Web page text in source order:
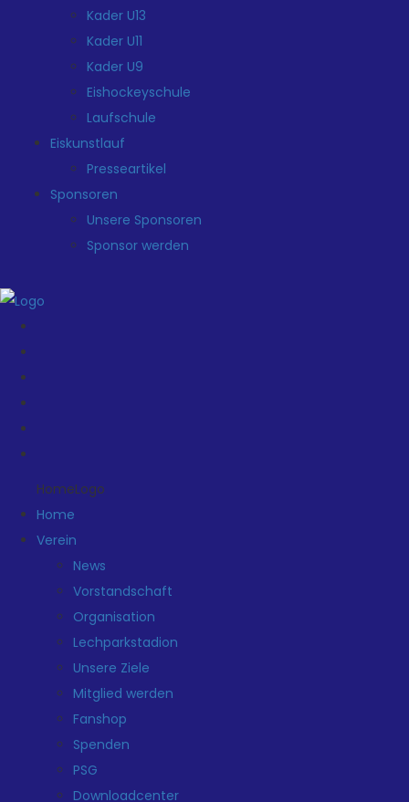
Kader U13
Kader U11
Kader U9
Eishockeyschule
Laufschule
Eiskunstlauf
Presseartikel
Sponsoren
Unsere Sponsoren
Sponsor werden
HomeLogo
Home
Verein
News
Vorstandschaft
Organisation
Lechparkstadion
Unsere Ziele
Mitglied werden
Fanshop
Spenden
PSG
Downloadcenter